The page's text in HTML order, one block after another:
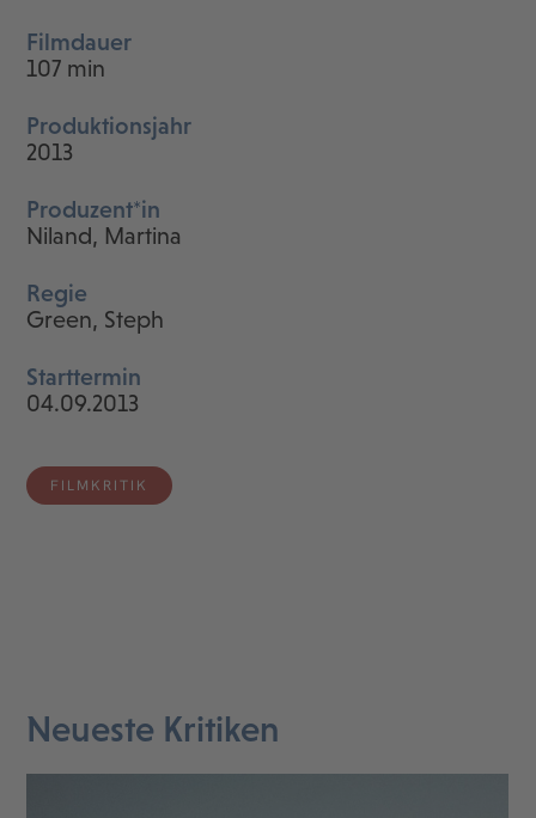
Filmdauer
107 min
Produktionsjahr
2013
Produzent*in
Niland, Martina
Regie
Green, Steph
Starttermin
04.09.2013
FILMKRITIK
Neueste Kritiken